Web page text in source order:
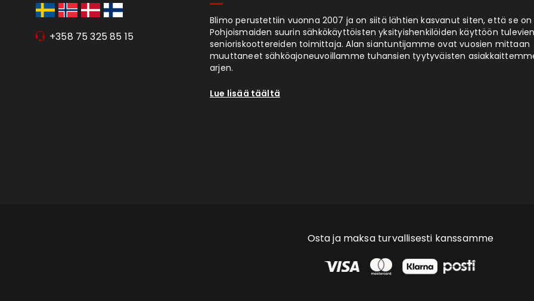
+358 75 325 85 15
Blimo perustettiin vuonna 2007 ja on siitä lähtien kasvanut siten, että se on
Pohjoismaiden suurin sähkökäyttöisten yksityishenkilöiden käyttöön
senioriskoottereiden toimittaja. Alan siantuntijamme ovat vuosien mittaan
muuttaneet sähköajoneuvoillamme tuhansien tyytyväisten
arjen.
Lue lisää täältä
Osta ja maksa turvallisesti kanssamme